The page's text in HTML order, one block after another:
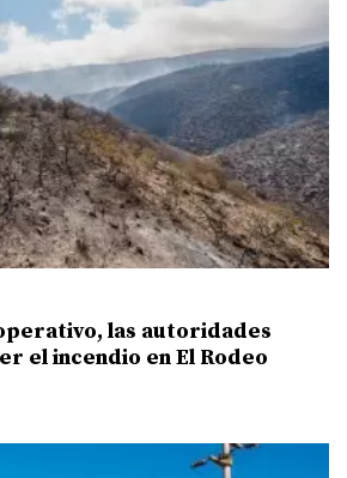
las autoridades
el incendio en El Rodeo